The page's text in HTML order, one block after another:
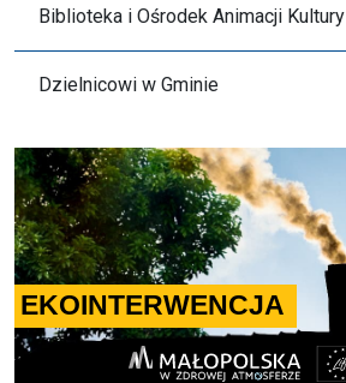
Biblioteka i Ośrodek Animacji Kultury
Dzielnicowi w Gminie